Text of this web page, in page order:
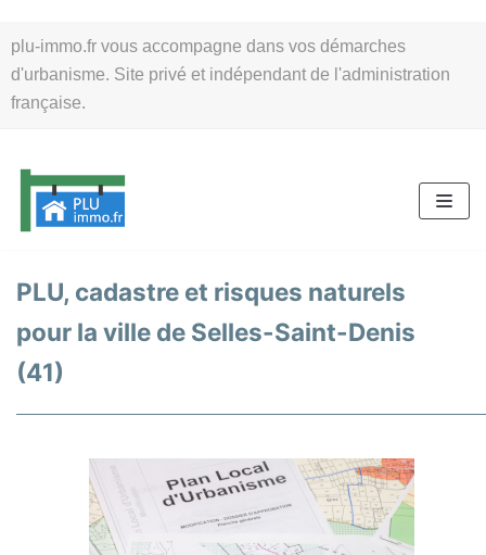
plu-immo.fr vous accompagne dans vos démarches
d'urbanisme. Site privé et indépendant de l'administration
française.
au
contenu
PLU, cadastre et risques naturels
pour la ville de Selles-Saint-Denis
(41)